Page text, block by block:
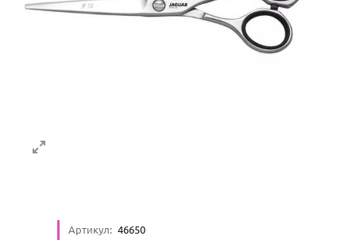
Артикул: 46650